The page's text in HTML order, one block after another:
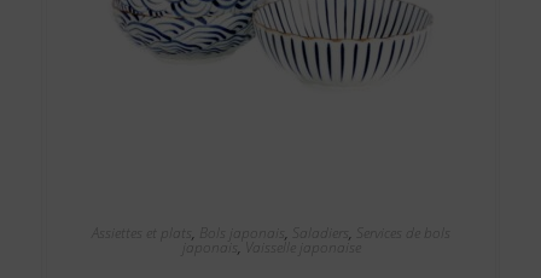
Assiettes et plats, Bols japonais, Saladiers, Services de bols
japonais , Vaisselle japonaise